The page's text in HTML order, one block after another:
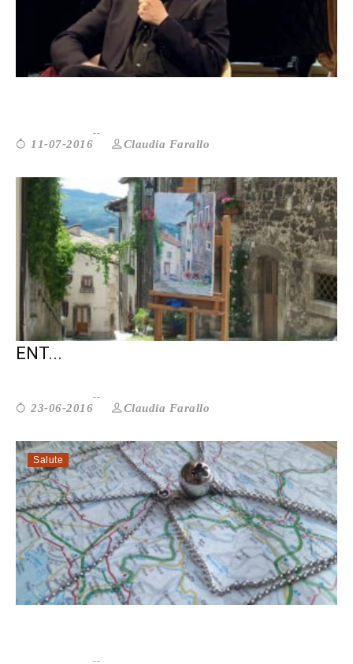
ALBINATI: VI SPIEGO DOV’È IL VE...
11-07-2016 Claudia Farallo
NON SOLO PIL: ANCHE IL BENESSERE
ENT...
23-06-2016 Claudia Farallo
Salute
MARTA4KIDS & CHRIS: UN ANNO A PI...